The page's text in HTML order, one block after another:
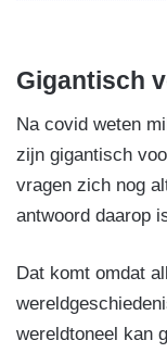
Gigantisch
Na covid weten
zijn gigantisch
vragen zich nog
antwoord daarop
Dat komt omdat
wereldtoneel kan